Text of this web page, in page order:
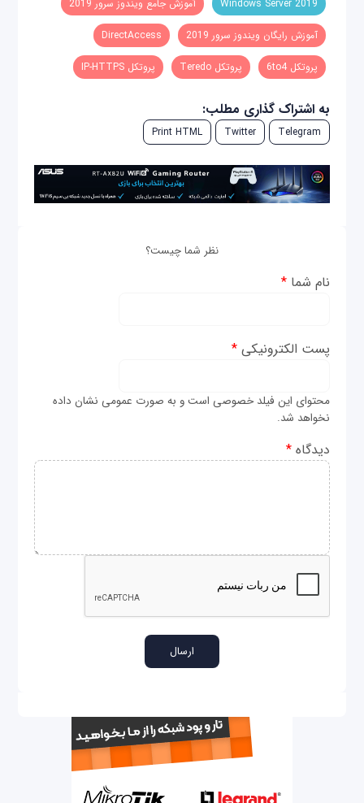
Windows Server 2019 آموزش جامع ویندوز سرور 2019
آموزش رایگان ویندوز سرور 2019 DirectAccess
پروتکل 6to4 پروتکل Teredo پروتکل IP-HTTPS
به اشتراک گذاری مطلب:
Telegram
Twitter
Print HTML
نظر شما چیست؟
نام شما*
پست الکترونیکی*
محتوای این فیلد خصوصی است و به صورت عمومی نشان داده
نخواهد شد.
دیدگاه*